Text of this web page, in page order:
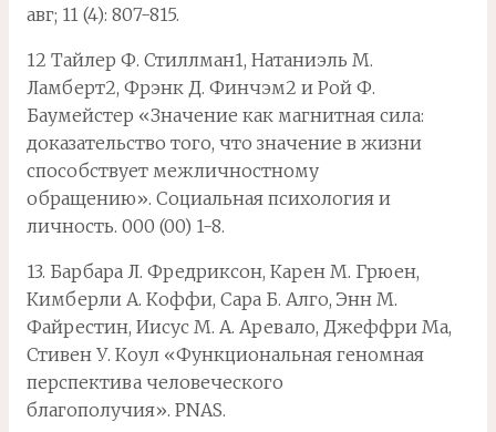
авг; 11 (4): 807-815.
12 Тайлер Ф. Стиллман1, Натаниэль М.
Ламберт2, Фрэнк Д. Финчэм2 и Рой Ф.
Баумейстер «Значение как магнитная сила:
доказательство того, что значение в жизни
способствует межличностному
обращению». Социальная психология и
личность. 000 (00) 1-8.
13. Барбара Л. Фредриксон, Карен М. Грюен,
Кимберли А. Коффи, Сара Б. Алго, Энн М.
Файрестин, Иисус М. А. Аревало, Джеффри Ма,
Стивен У. Коул «Функциональная геномная
перспектива человеческого
благополучия». PNAS.